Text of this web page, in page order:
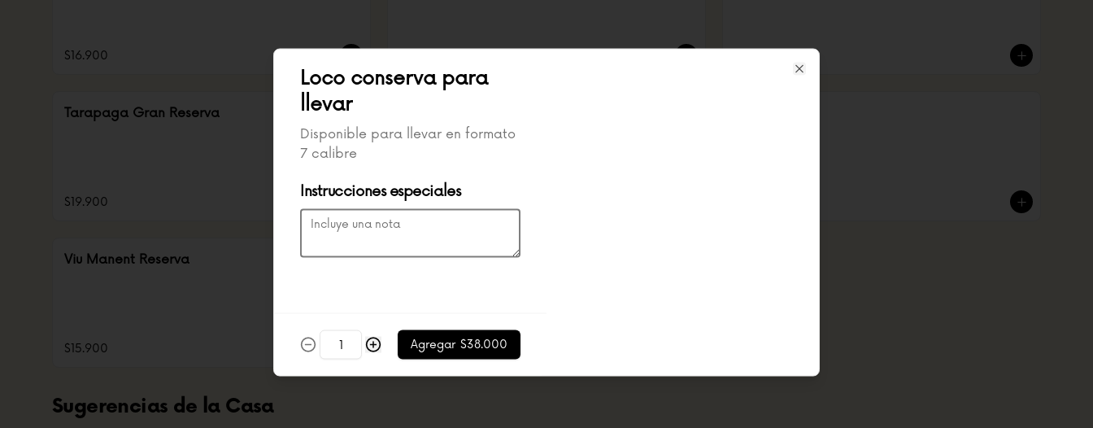
$16.900
Tarapaga Gran Reserva
$19.900 $8.900
Viu Manent Reserva
$15.900
Sugerencias de la Casa
Loco conserva para
llevar
Disponible para llevar en formato
7 calibre
Instrucciones especiales
Agregar $38.000